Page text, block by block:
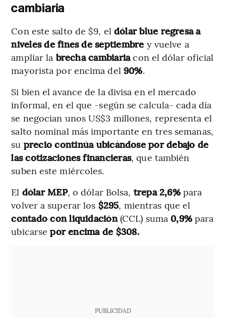
cambiaria
Con este salto de $9, el dólar blue regresa a
niveles de fines de septiembre y vuelve a
ampliar la brecha cambiariacon el dólar oficial
mayorista por encima del 90%.
Si bien el avance de la divisa en el mercado
informal, en el que -según se calcula- cada día
se negocian unos US$3 millones, representa el
salto nominal más importante en tres semanas,
su precio continúa ubicándose por debajo de
las cotizaciones financieras, que también
suben este miércoles.
El dólar MEP, o dólar Bolsa, trepa 2,6%para
volver a superar los $295, mientras que el
contado con liquidación(CCL) suma 0,9% para
ubicarsepor encima de $308.
PUBLICIDAD